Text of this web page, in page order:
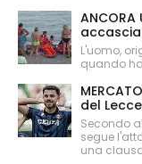
ANCORA
accascia
L'uomo,
quando
del Lecce
Secondo
segue
una